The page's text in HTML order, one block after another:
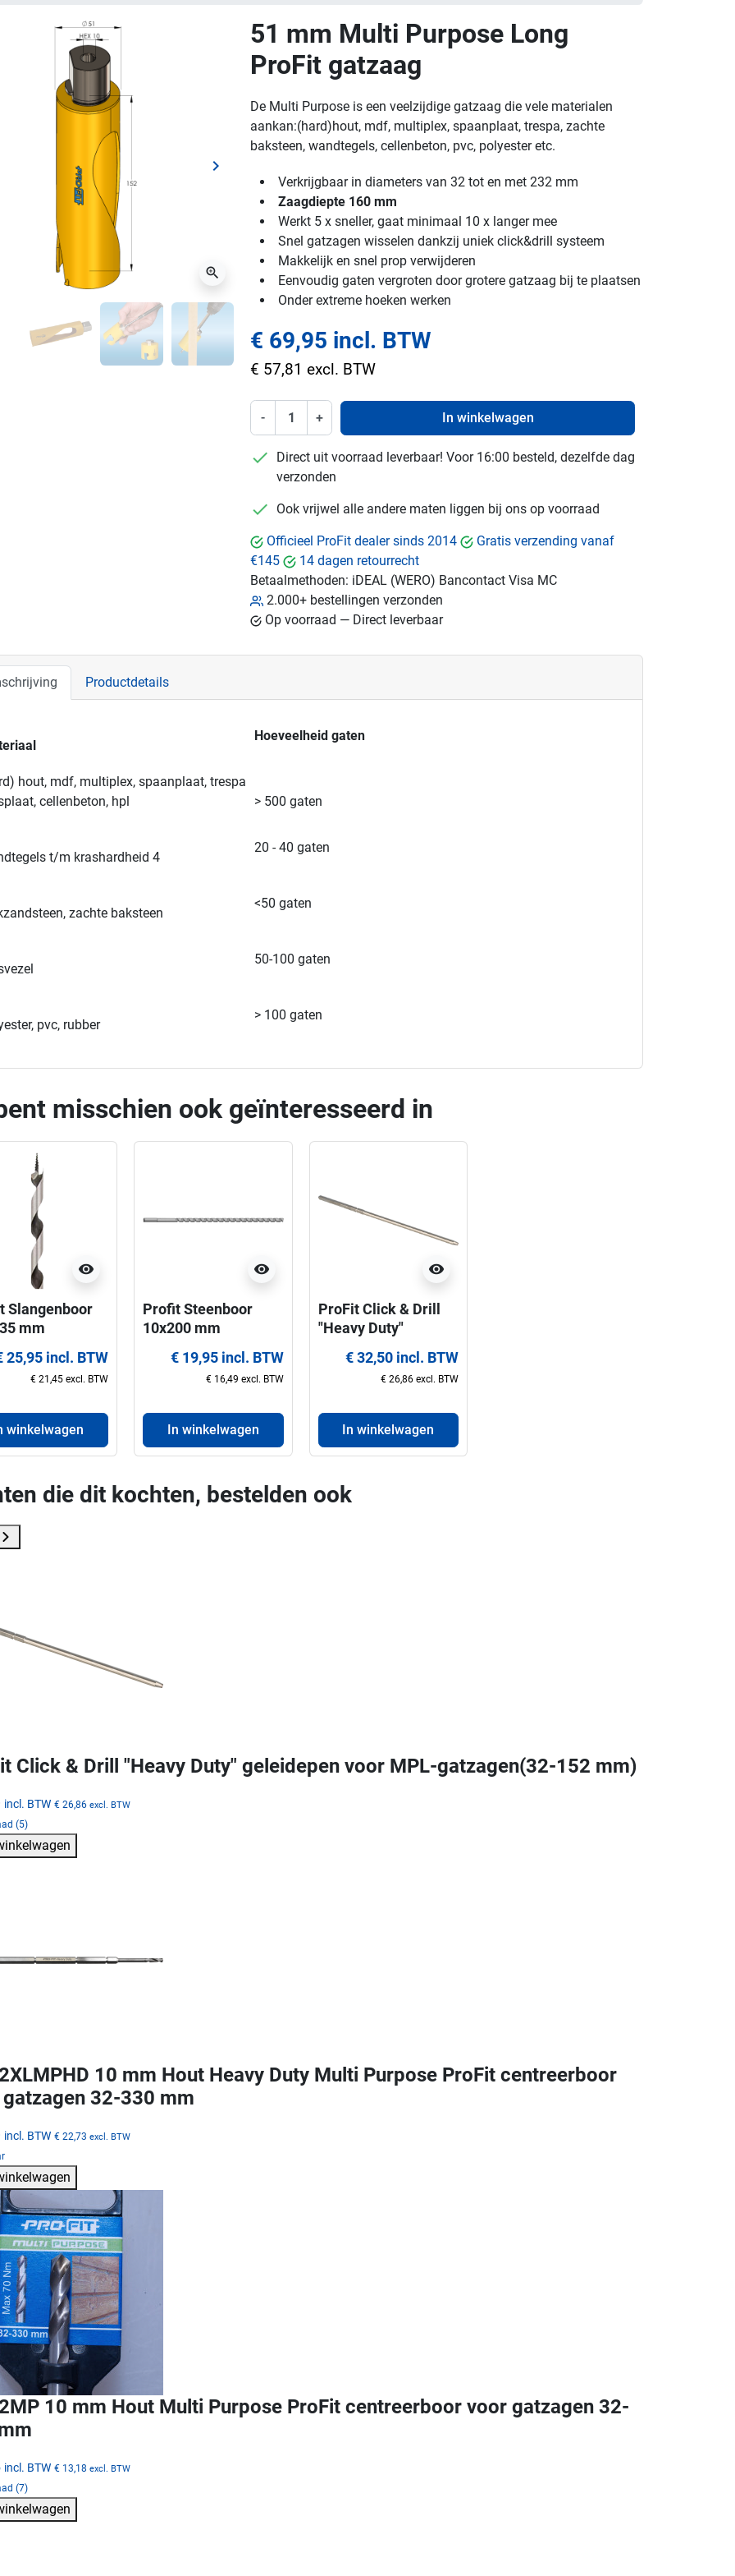
Volgende
keyboard_arrow_right
zoom_in
51 mm Multi Purpose Long
ProFit gatzaag
De Multi Purpose is een veelzijdige gatzaag die vele materialen
aankan:(hard)hout, mdf, multiplex, spaanplaat, trespa, zachte
baksteen, wandtegels, cellenbeton, pvc, polyester etc.
Verkrijgbaar in diameters van 32 tot en met 232 mm
Zaagdiepte 160 mm
Werkt 5 x sneller, gaat minimaal 10 x langer mee
Snel gatzagen wisselen dankzij uniek click&drill systeem
Makkelijk en snel prop verwijderen
Eenvoudig gaten vergroten door grotere gatzaag bij te plaatsen
Onder extreme hoeken werken
€ 69,95 incl. BTW
€ 57,81 excl. BTW
- + In winkelwagen
checkmark
Direct uit voorraad leverbaar! Voor 16:00 besteld, dezelfde dag
verzonden
checkmark
Ook vrijwel alle andere maten liggen bij ons op voorraad
Officieel ProFit dealer sinds 2014
Gratis verzending vanaf
€145
14 dagen retourrecht
Betaalmethoden: iDEAL (WERO) Bancontact Visa MC
2.000+ bestellingen verzonden
Op voorraad — Direct leverbaar
Productdetails
Hoeveelheid gaten
hout, mdf, multiplex, spaanplaat, trespa
cellenbeton, hpl
> 500 gaten
t/m krashardheid 4
20 - 40 gaten
zachte baksteen
<50 gaten
50-100 gaten
pvc, rubber
> 100 gaten
misschien ook geïnteresseerd in
visibility
Slangenboor
mm
25,95 incl. BTW
€ 21,45 excl. BTW
winkelwagen
visibility
Profit Steenboor 
10x200 mm
€ 19,95 incl. BTW
€ 16,49 excl. BTW
In winkelwagen
visibility
ProFit Click & Drill
"Heavy Duty"
MPL-gatzagen(32-
€ 32,50 incl. BTW
€ 26,86 excl. BTW
In winkelwagen
die dit kochten, bestelden ook
Click & Drill "Heavy Duty" geleidepen voor MPL-gatzagen(32-152 mm)
incl. BTW € 26,86 excl. BTW
(5)
10 mm Hout Heavy Duty Multi Purpose ProFit centreerboor
32-330 mm
incl. BTW € 22,73 excl. BTW
10 mm Hout Multi Purpose ProFit centreerboor voor gatzagen 32-
incl. BTW € 13,18 excl. BTW
(7)